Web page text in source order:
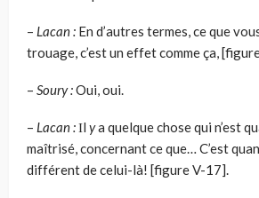
– Lacan : En d’autres termes, ce que
trouage, c’est un effet comme ça,
– Soury :Oui, oui.
– Lacan :Ιl ya quelque chose qui n’est
maîtrisé, concernant ce que… C’est
différent de celui-là! [figure V-17].